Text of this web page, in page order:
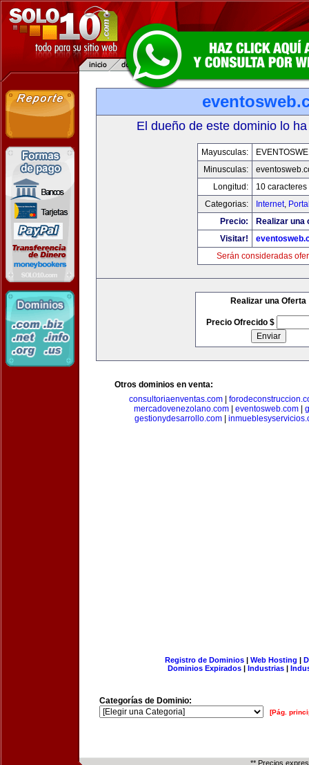
El dueño de este dominio lo
Mayusculas:
Minusculas:
Longitud:
10 caracteres
Categorias:
Internet,
Precio:
Realizar una
Visitar!
Serán consideradas
Realizar una Oferta
Precio Ofrecido $
Otros dominios en venta:
consultoriaenventas.com
mercadovenezolano.com
eventosweb.com
gestionydesarrollo.com
Registro de Dominios| Web Hosting |
Dominios Expirados | Industrias |
Categorías de Dominio:
[Pág.
** Precios